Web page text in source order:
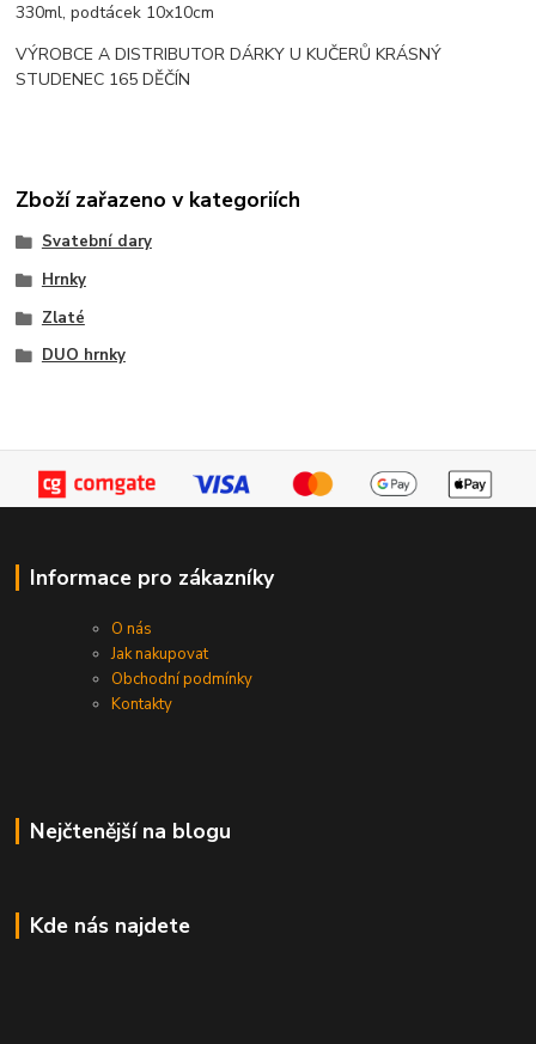
330ml, podtácek 10x10cm
VÝROBCE A DISTRIBUTOR DÁRKY U KUČERŮ KRÁSNÝ
STUDENEC 165 DĚČÍN
Zboží zařazeno v kategoriích
Svatební dary
Hrnky
Zlaté
DUO hrnky
Informace pro zákazníky
O nás
Jak nakupovat
Obchodní podmínky
Kontakty
Nejčtenější na blogu
Kde nás najdete